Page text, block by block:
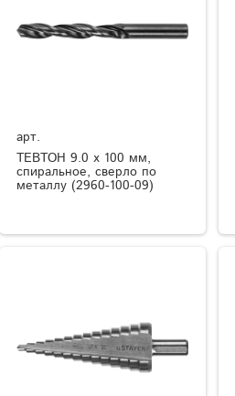
арт.
ТЕВТОН 9.0 x 100 мм,
спиральное, сверло по
металлу (2960-100-09)